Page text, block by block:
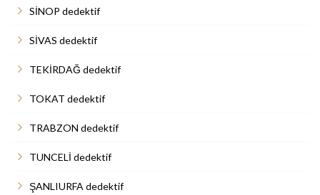
SİNOP dedektif
SİVAS dedektif
TEKİRDAĞ dedektif
TOKAT dedektif
TRABZON dedektif
TUNCELİ dedektif
ŞANLIURFA dedektif